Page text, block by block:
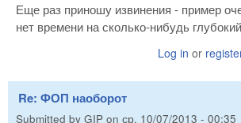
Еще раз приношу извинения - пример
нет времени на сколько-нибудь
Log in or
Re: ФОП наоборот
Submitted by GIP on ср, 10/07/2013 - 00:35